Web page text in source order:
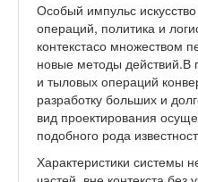
Особый импульс
операций, политика и
контекстасо множеством
новые методы действий.В
и тыловых операций
разработку больших и
вид проектирования
подобного рода
Характеристики системы